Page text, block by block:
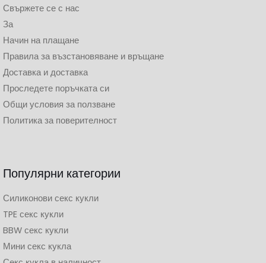
Свържете се с нас
За
Начин на плащане
Правила за възстановяване и връщане
Доставка и доставка
Проследете поръчката си
Общи условия за ползване
Политика за поверителност
Популярни категории
Силиконови секс кукли
TPE секс кукли
BBW секс кукли
Мини секс кукла